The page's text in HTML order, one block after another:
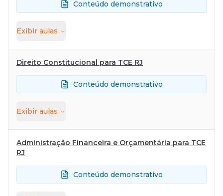
Conteúdo demonstrativo
Exibir aulas
Direito Constitucional para TCE RJ
Conteúdo demonstrativo
Exibir aulas
Administração Financeira e Orçamentária para TCE
RJ
Conteúdo demonstrativo